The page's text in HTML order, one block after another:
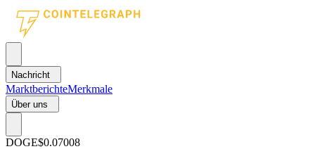
Nachricht
MarktberichteMerkmale
Über uns
DOGE$0.07008